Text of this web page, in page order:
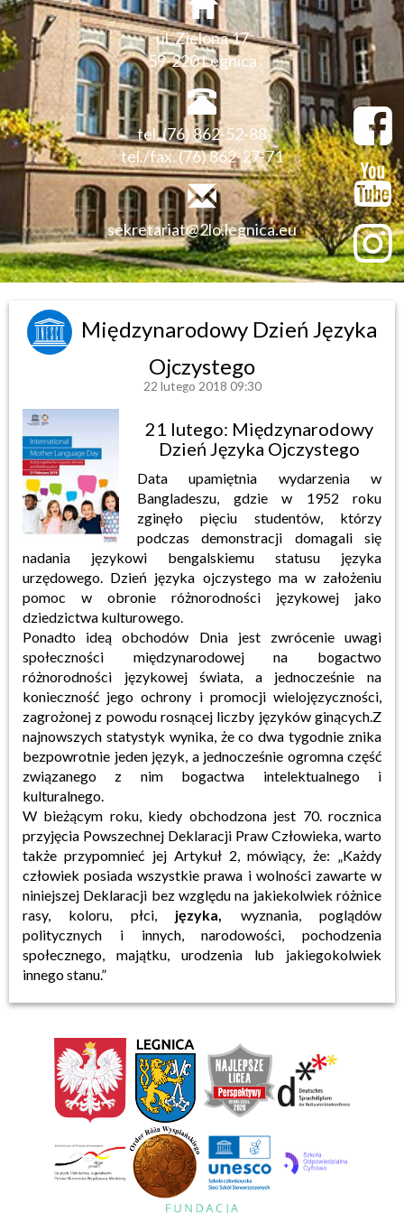
ul. Zielona 17
59-220 Legnica
tel. (76) 862-52-88
tel./fax. (76) 862-27-71
sekretariat@2lo.legnica.eu
Międzynarodowy Dzień Języka
Ojczystego
22 lutego 2018 09:30
21 lutego: Międzynarodowy
Dzień Języka Ojczystego
Data upamiętnia wydarzenia w
Bangladeszu, gdzie w 1952 roku
zginęło pięciu studentów, którzy
podczas demonstracji domagali się
nadania językowi bengalskiemu statusu języka
urzędowego. Dzień języka ojczystego ma w założeniu
pomoc w obronie różnorodności językowej jako
dziedzictwa kulturowego.
Ponadto ideą obchodów Dnia jest zwrócenie uwagi
społeczności międzynarodowej na bogactwo
różnorodności językowej świata, a jednocześnie na
konieczność jego ochrony i promocji wielojęzyczności,
zagrożonej z powodu rosnącej liczby języków ginących.Z
najnowszych statystyk wynika, że co dwa tygodnie znika
bezpowrotnie jeden język, a jednocześnie ogromna część
związanego z nim bogactwa intelektualnego i
kulturalnego.
W bieżącym roku, kiedy obchodzona jest 70. rocznica
przyjęcia Powszechnej Deklaracji Praw Człowieka, warto
także przypomnieć jej Artykuł 2, mówiący, że: „Każdy
człowiek posiada wszystkie prawa i wolności zawarte w
niniejszej Deklaracji bez względu na jakiekolwiek różnice
rasy, koloru, płci, języka, wyznania, poglądów
politycznych i innych, narodowości, pochodzenia
społecznego, majątku, urodzenia lub jakiegokolwiek
innego stanu.”